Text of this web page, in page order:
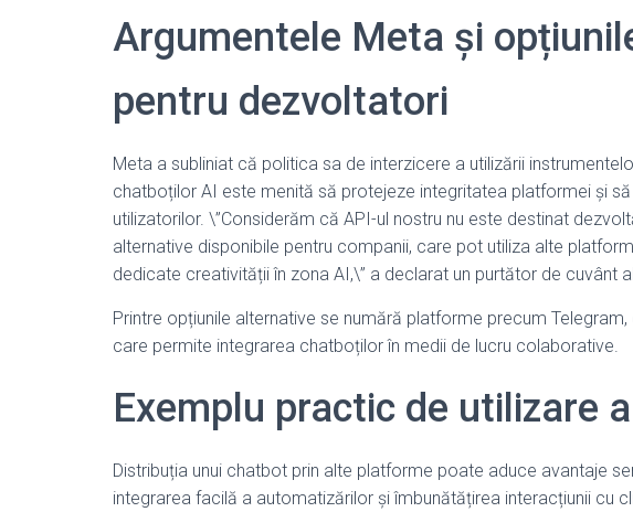
Argumentele Meta și
pentru dezvoltatori
Meta a subliniat că politica sa de interzicere a utilizării
chatboților AI este menită să protejeze integritatea platformei și
utilizatorilor. \”Considerăm că API-ul nostru nu este destinat
alternative disponibile pentru companii, care pot utiliza alte
dedicate creativității în zona AI,\” a declarat un purtător de cuvânt
Printre opțiunile alternative se numără platforme precum
care permite integrarea chatboților în medii de lucru colaborative.
Exemplu practic de utilizare
Distribuția unui chatbot prin alte platforme poate aduce avantaje
integrarea facilă a automatizărilor și îmbunătățirea interacțiunii cu